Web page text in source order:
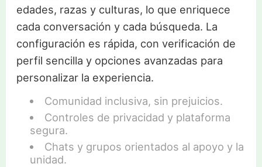
edades, razas y culturas, lo que enriquece
cada conversación y cada búsqueda. La
configuración es rápida, con verificación de
perfil sencilla y opciones avanzadas para
personalizar la experiencia.
Comunidad inclusiva, sin prejuicios.
Controles de privacidad y plataforma
segura.
Chats y grupos orientados al apoyo y la
unidad.